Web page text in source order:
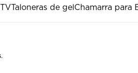
Taloneras de gel Chamarra para
.